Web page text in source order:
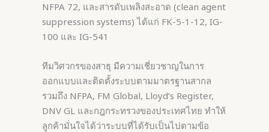
NFPA 72, และสารดับเพลิงสะอาด (clean agent
suppression systems) ได้แก่ FK-5-1-12, IG-
100 และ IG-541
ทีมวิศวกรของสาธุ มีความเชี่ยวชาญในการ
ออกแบบและติดตั้งระบบตามมาตรฐานสากล
รวมถึง NFPA, FM Global, Lloyd’s Register,
DNV GL และกฎกระทรวงของประเทศไทย ทำให้
ลูกค้ามั่นใจได้ว่าระบบที่ได้รับเป็นไปตามข้อ